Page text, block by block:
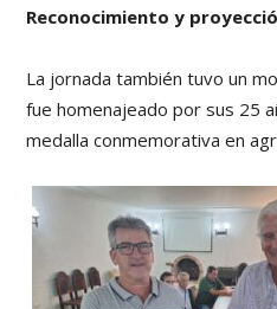
Reconocimiento y
La jornada también tuvo un
fue homenajeado por sus 25
medalla conmemorativa en